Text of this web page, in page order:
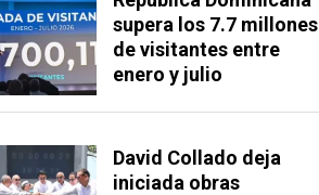
supera los 7.7 millones
de visitantes entre
enero y julio
David Collado deja
iniciada obras